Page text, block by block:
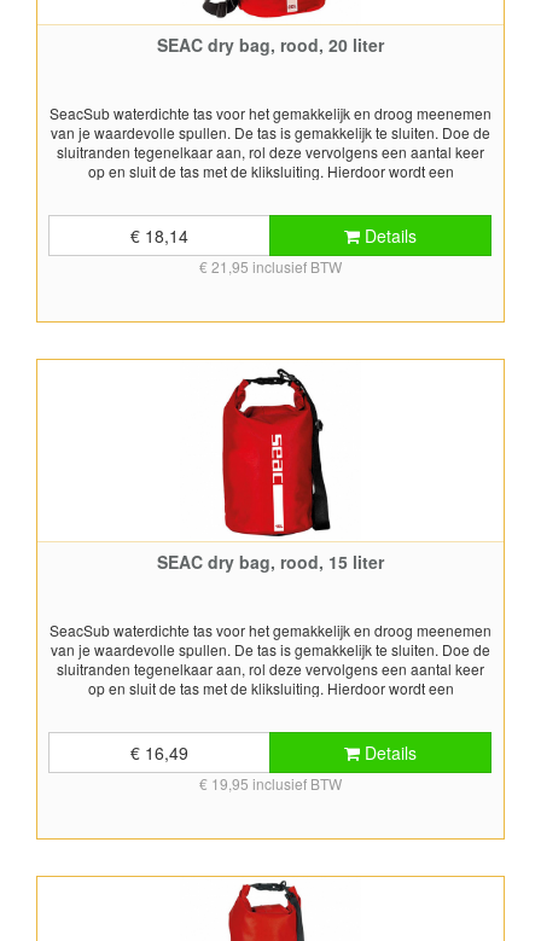
SEAC dry bag, rood, 20 liter
SeacSub waterdichte tas voor het gemakkelijk en droog meenemen
van je waardevolle spullen. De tas is gemakkelijk te sluiten. Doe de
sluitranden tegenelkaar aan, rol deze vervolgens een aantal keer
op en sluit de tas met de kliksluiting. Hierdoor wordt een
€ 18,14 Details
€ 21,95 inclusief BTW
SEAC dry bag, rood, 15 liter
SeacSub waterdichte tas voor het gemakkelijk en droog meenemen
van je waardevolle spullen. De tas is gemakkelijk te sluiten. Doe de
sluitranden tegenelkaar aan, rol deze vervolgens een aantal keer
op en sluit de tas met de kliksluiting. Hierdoor wordt een
€ 16,49 Details
€ 19,95 inclusief BTW